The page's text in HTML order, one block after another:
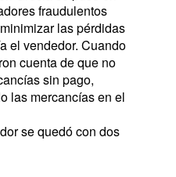
fraudulentos
las pérdidas
el vendedor. Cuando
cuenta de que no
sin pago,
las mercancías en el
se quedó con dos